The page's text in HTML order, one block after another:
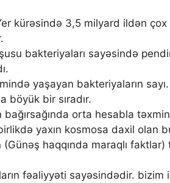
kürəsində 3,5 milyard ildən
bakteriyaları sayəsində
yaşayan bakteriyaların
böyük bir sıradır.
bağırsağında orta hesabla
yaxın kosmosa daxil olan
(Günəş haqqında maraqlı
fəaliyyəti sayəsindədir. bizim